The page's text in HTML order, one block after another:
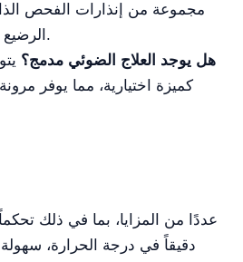
مجموعة من إنذارات الفحص
الرضيع في جميع الأوقات.
هل يوجد العلاج الضوئي مدمج؟
كميزة اختيارية، مما يوفر
دقيقاً في درجة الحرارة،